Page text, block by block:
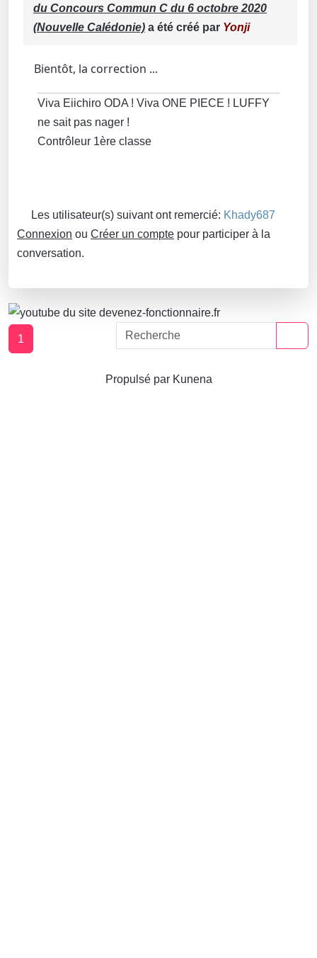
du Concours Commun C du 6 octobre 2020
(Nouvelle Calédonie) a été créé par Yonji
Bientôt, la correction ...
Viva Eiichiro ODA ! Viva ONE PIECE ! LUFFY
ne sait pas nager !
Contrôleur 1ère classe
Les utilisateur(s) suivant ont remercié: Khady687
Connexion ou Créer un compte pour participer à la
conversation.
1
Propulsé par Kunena